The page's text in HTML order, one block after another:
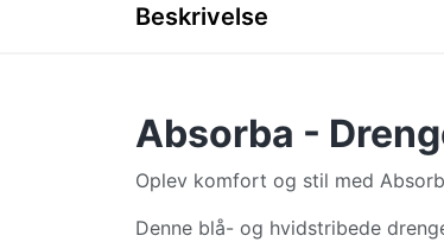
Beskrivelse
Absorba -
Oplev komfort og stil med
Denne blå- og hvidstribede